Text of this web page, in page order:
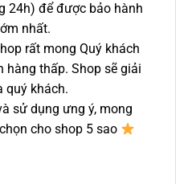
24h) để được bảo hành
nhất.
rất mong Quý khách
hàng thấp. Shop sẽ giải
quý khách.
sử dụng ưng ý, mong
cho shop 5 sao